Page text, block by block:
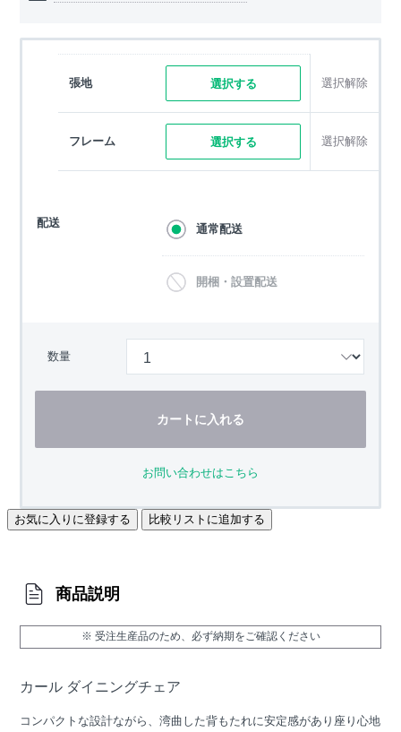
張地 選択する 選択解除
フレーム 選択する 選択解除
配送 通常配送
開梱・設置配送
数量
カートに入れる
お問い合わせはこちら
お気に入りに登録する 比較リストに追加する
商品説明
※ 受注生産品のため、必ず納期をご確認ください
カール ダイニングチェア
コンパクトな設計ながら、湾曲した背もたれに安定感があり座り心地